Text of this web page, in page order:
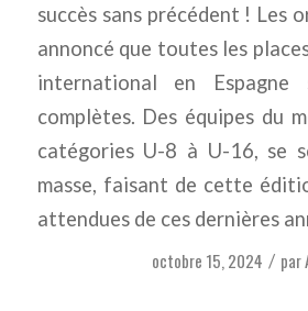
succès sans précédent ! Les
annoncé que toutes les
international en Espagne
complètes. Des équipes du
catégories U-8 à U-16, se
masse, faisant de cette
attendues de ces dernières
octobre 15, 2024 / par